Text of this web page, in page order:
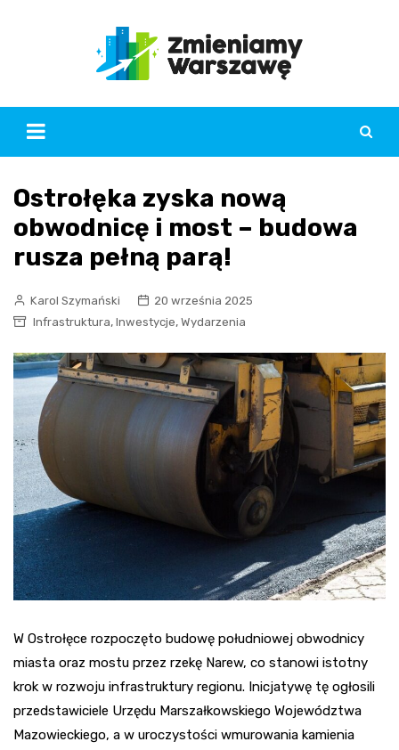
Ostrołęka zyska nową
obwodnicę i most – budowa
rusza pełną parą!
Karol Szymański
20 września 2025
Infrastruktura, Inwestycje, Wydarzenia
W Ostrołęce rozpoczęto budowę południowej obwodnicy
miasta oraz mostu przez rzekę Narew, co stanowi istotny
krok w rozwoju infrastruktury regionu. Inicjatywę tę ogłosili
przedstawiciele Urzędu Marszałkowskiego Województwa
Mazowieckiego, a w uroczystości wmurowania kamienia